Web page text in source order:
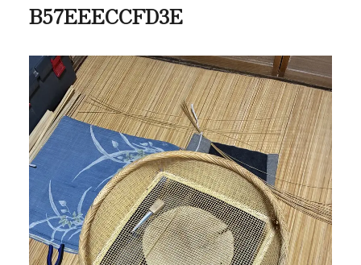
B57EEECCFD3E